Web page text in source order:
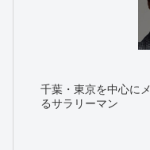
千葉・東京を中心に
るサラリーマン